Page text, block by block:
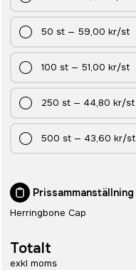
50 st — 59,00 kr/st
100 st — 51,00 kr/st
250 st — 44,80 kr/st
500 st — 43,60 kr/st
Prissammanställning
Herringbone Cap
Totalt
exkl moms